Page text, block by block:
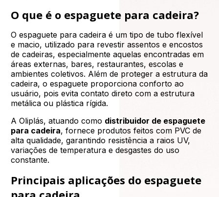
O que é o espaguete para cadeira?
O espaguete para cadeira é um tipo de tubo flexível
e macio, utilizado para revestir assentos e encostos
de cadeiras, especialmente aquelas encontradas em
áreas externas, bares, restaurantes, escolas e
ambientes coletivos. Além de proteger a estrutura da
cadeira, o espaguete proporciona conforto ao
usuário, pois evita contato direto com a estrutura
metálica ou plástica rígida.
A Oliplás, atuando como distribuidor de espaguete
para cadeira, fornece produtos feitos com PVC de
alta qualidade, garantindo resistência a raios UV,
variações de temperatura e desgastes do uso
constante.
Principais aplicações do espaguete